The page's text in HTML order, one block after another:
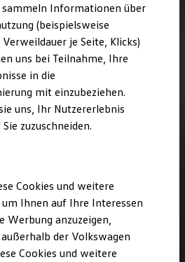
finden
sammeln Informationen über
(beispielsweise
je Seite, Klicks)
uns bei Teilnahme, Ihre
in die
mit einzubeziehen.
uns, Ihr Nutzererlebnis
zuzuschneiden.
Cookies und weitere
Ihnen auf Ihre Interessen
Werbung anzuzeigen,
der Volkswagen
Cookies und weitere